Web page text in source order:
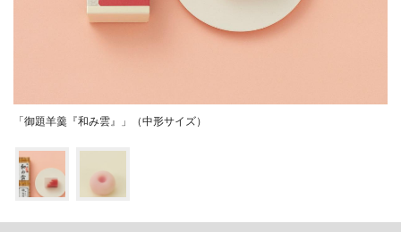
「御題羊羹『和み雲』」（中形サイズ）